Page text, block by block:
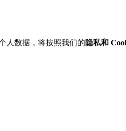
人数据，将按照我们的隐私和